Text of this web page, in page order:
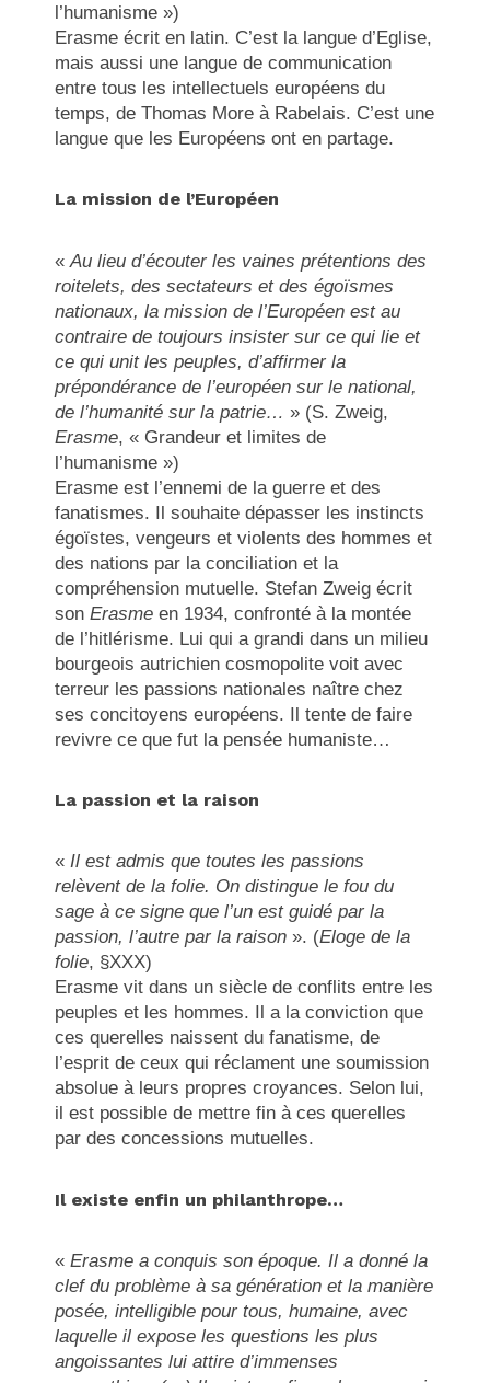
l’humanisme »)
Erasme écrit en latin. C’est la langue d’Eglise,
mais aussi une langue de communication
entre tous les intellectuels européens du
temps, de Thomas More à Rabelais. C’est une
langue que les Européens ont en partage.
La mission de l’Européen
«Au lieu d’écouter les vaines prétentions des
roitelets, des sectateurs et des égoïsmes
nationaux, la mission de l’Européen est au
contraire de toujours insister sur ce qui lie et
ce qui unit les peuples, d’affirmer la
prépondérance de l’européen sur le national,
de l’humanité sur la patrie… » (S. Zweig,
Erasme, « Grandeur et limites de
l’humanisme »)
Erasme est l’ennemi de la guerre et des
fanatismes. Il souhaite dépasser les instincts
égoïstes, vengeurs et violents des hommes et
des nations par la conciliation et la
compréhension mutuelle. Stefan Zweig écrit
sonErasmeen 1934, confronté à la montée
de l’hitlérisme. Lui qui a grandi dans un milieu
bourgeois autrichien cosmopolite voit avec
terreur les passions nationales naître chez
ses concitoyens européens. Il tente de faire
revivre ce que fut la pensée humaniste…
La passion et la raison
«Il est admis que toutes les passions
relèvent de la folie. On distingue le fou du
sage à ce signe que l’un est guidé par la
passion, l’autre par la raison ». (Eloge de la
folie, §XXX)
Erasme vit dans un siècle de conflits entre les
peuples et les hommes. Il a la conviction que
ces querelles naissent du fanatisme, de
l’esprit de ceux qui réclament une soumission
absolue à leurs propres croyances. Selon lui,
il est possible de mettre fin à ces querelles
par des concessions mutuelles.
Il existe enfin un philanthrope…
«Erasme a conquis son époque. Il a donné la
clef du problème à sa génération et la manière
posée, intelligible pour tous, humaine, avec
laquelle il expose les questions les plus
angoissantes lui attire d’immenses